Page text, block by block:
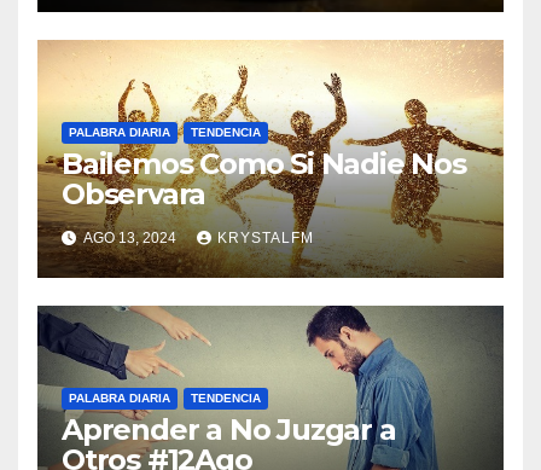
PALABRA DIARIA TENDENCIA
Bailemos Como Si Nadie Nos
Observara
AGO 13, 2024 KRYSTALFM
PALABRA DIARIA TENDENCIA
Aprender a No Juzgar a
Otros #12Ago